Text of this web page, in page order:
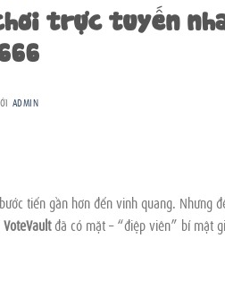
trực tuyến
ADMIN
tiến gần hơn đến vinh quang. Nhưng
VoteVaultđã có mặt – “điệp viên” bí mật